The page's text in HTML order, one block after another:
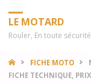
LE MOTARD
Rouler, En toute sécurité
HOMEFICHE MOTO
FICHE TECHNIQUE, PRIX